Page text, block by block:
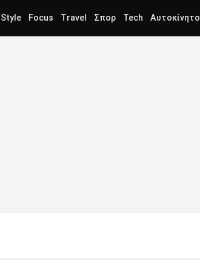
Style Focus Travel Σπορ Tech Αυτοκίνητο